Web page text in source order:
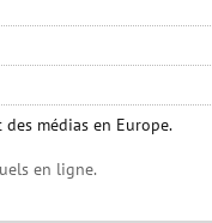
médias en Europe.
en ligne.